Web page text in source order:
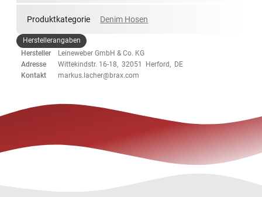
Produktkategorie Denim Hosen
Herstellerangaben
Hersteller
Leineweber GmbH & Co. KG
Adresse
Wittekindstr. 16-18, 32051 Herford, DE
Kontakt
markus.lacher@brax.com